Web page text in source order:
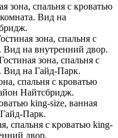
зона, спальня с кроватью
Вид на
зона, спальня с
Вид на внутренний двор.
зона, спальня с
Вид на Гайд-Парк.
спальня с кроватью
Найтсбридж.
king-size, ванная
Парк.
спальня с кроватью king-
двор.